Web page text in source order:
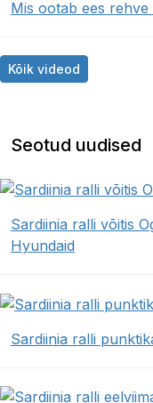
Mis ootab ees rehve
Kõik videod
Seotud uudised
Sardiinia ralli võitis
Hyundaid
Sardiinia ralli